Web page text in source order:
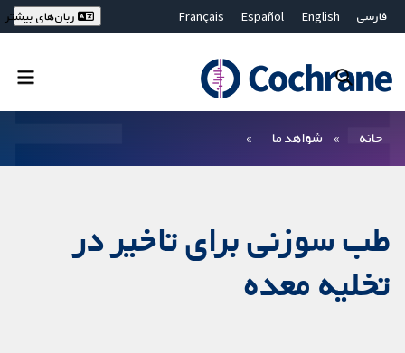
فارسی English
Español
Français
Bahasa Malaysia
ไทย
繁體中文
زبان‌های بیشتر
خانه شواهد ما
طب سوزنی برای تاخیر در
تخلیه معده